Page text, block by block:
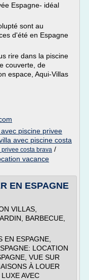
Espagne- idéal
sont au
d'été en Espagne
rire dans la piscine
couverte, de
espace, Aqui-Villas
piscine privee
avec piscine costa
costa brava /
vacance
EN ESPAGNE
VILLAS,
BARBECUE,
EN ESPAGNE,
LOCATION
VUE SUR
À LOUER
AVEC